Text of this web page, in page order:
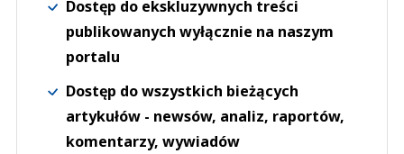
Dostęp do ekskluzywnych treści
publikowanych wyłącznie na naszym
portalu
Dostęp do wszystkich bieżących
artykułów - newsów, analiz, raportów,
komentarzy, wywiadów